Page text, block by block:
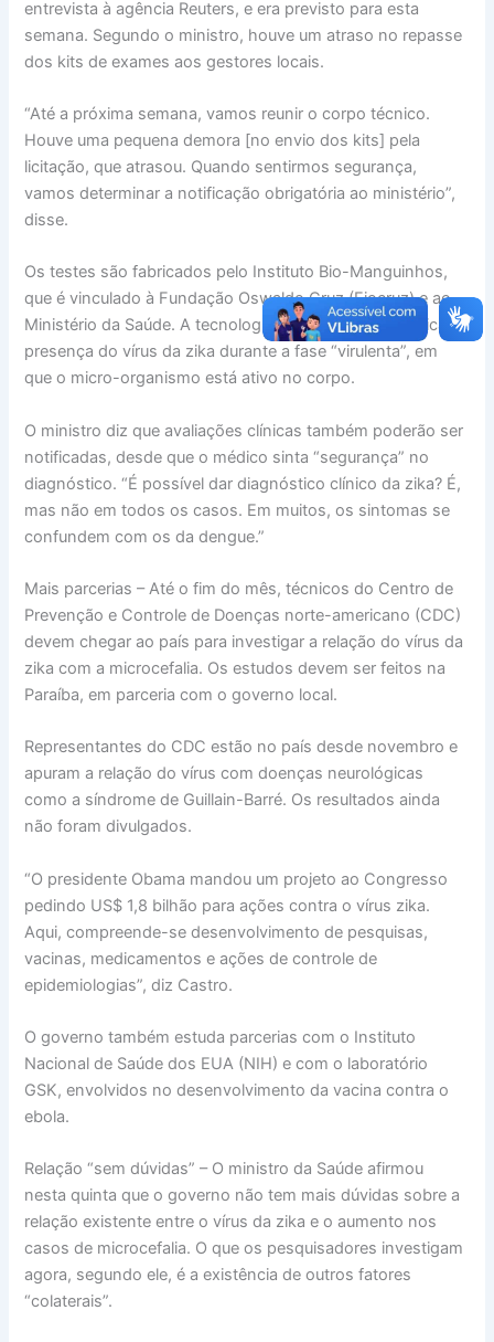
entrevista à agência Reuters, e era previsto para esta
semana. Segundo o ministro, houve um atraso no repasse
dos kits de exames aos gestores locais.
“Até a próxima semana, vamos reunir o corpo técnico.
Houve uma pequena demora [no envio dos kits] pela
licitação, que atrasou. Quando sentirmos segurança,
vamos determinar a notificação obrigatória ao ministério”,
disse.
Os testes são fabricados pelo Instituto Bio-Manguinhos,
que é vinculado à Fundação Oswaldo Cruz (Fiocruz) e ao
Ministério da Saúde. A tecnologia só consegue identificar a
presença do vírus da zika durante a fase “virulenta”, em
que o micro-organismo está ativo no corpo.
O ministro diz que avaliações clínicas também poderão ser
notificadas, desde que o médico sinta “segurança” no
diagnóstico. “É possível dar diagnóstico clínico da zika? É,
mas não em todos os casos. Em muitos, os sintomas se
confundem com os da dengue.”
Mais parcerias – Até o fim do mês, técnicos do Centro de
Prevenção e Controle de Doenças norte-americano (CDC)
devem chegar ao país para investigar a relação do vírus da
zika com a microcefalia. Os estudos devem ser feitos na
Paraíba, em parceria com o governo local.
Representantes do CDC estão no país desde novembro e
apuram a relação do vírus com doenças neurológicas
como a síndrome de Guillain-Barré. Os resultados ainda
não foram divulgados.
“O presidente Obama mandou um projeto ao Congresso
pedindo US$ 1,8 bilhão para ações contra o vírus zika.
Aqui, compreende-se desenvolvimento de pesquisas,
vacinas, medicamentos e ações de controle de
epidemiologias”, diz Castro.
O governo também estuda parcerias com o Instituto
Nacional de Saúde dos EUA (NIH) e com o laboratório
GSK, envolvidos no desenvolvimento da vacina contra o
ebola.
Relação “sem dúvidas” – O ministro da Saúde afirmou
nesta quinta que o governo não tem mais dúvidas sobre a
relação existente entre o vírus da zika e o aumento nos
casos de microcefalia. O que os pesquisadores investigam
agora, segundo ele, é a existência de outros fatores
“colaterais”.